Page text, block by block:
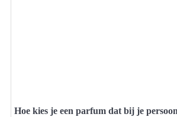
Hoe kies je een parfum dat bij je